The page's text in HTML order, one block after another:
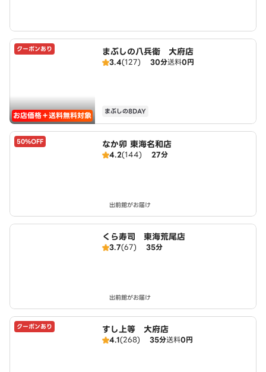
クーポンあり
お店価格＋送料無料対象
まぶしの八兵衛 大府店
3.4(127) 30分送料0円
まぶしの8DAY
50%OFF なか卯 東海名和店
4.2(144) 27分
出前館がお届け
くら寿司 東海荒尾店
3.7(67) 35分
出前館がお届け
クーポンあり すし上等 大府店
4.1(268) 35分送料0円